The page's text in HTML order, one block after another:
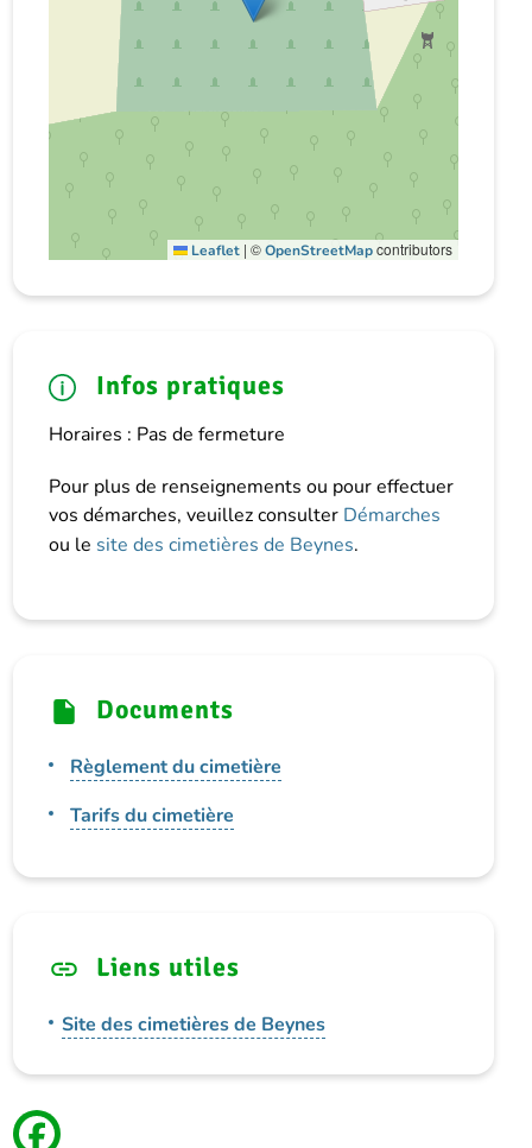
Leaflet | ©OpenStreetMapcontributors
Infos pratiques
Horaires : Pas de fermeture
Pour plus de renseignements ou pour effectuer
vos démarches, veuillez consulter Démarches
ou le site des cimetières de Beynes.
Documents
Règlement du cimetière
Tarifs du cimetière
Liens utiles
Site des cimetières de Beynes